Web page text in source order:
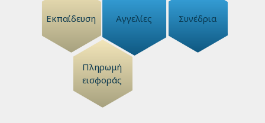
Εκπαίδευση Αγγελίες Συνέδρια
Πληρωμή
εισφοράς